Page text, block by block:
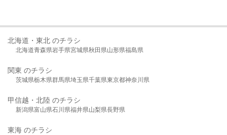
北海道・東北 のチラシ
北海道青森県岩手県宮城県秋田県山形県福島県
関東 のチラシ
茨城県栃木県群馬県埼玉県千葉県東京都神奈川県
甲信越・北陸 のチラシ
新潟県富山県石川県福井県山梨県長野県
東海 のチラシ